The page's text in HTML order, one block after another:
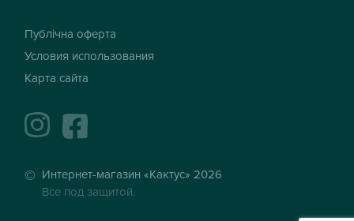
Публічна оферта
Условия использования
Карта сайта
instagramfacebook
Интернет-магазин «Кактус» 2026
Все под защитой.